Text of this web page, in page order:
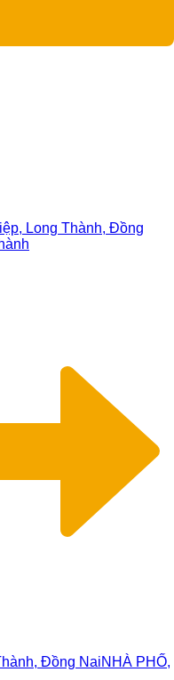
Long Thành, Đồng
Đồng NaiNHÀ PHỐ,